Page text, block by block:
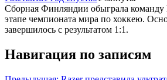
Сборная Финляндии обыграла
этапе чемпионата мира по хоккею.
завершилось с результатом 1:1.
Навигация по записям